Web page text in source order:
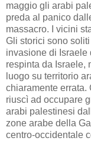
maggio gli arabi
preda al panico
massacro. I vicini
Gli storici sono
invasione di Israele
respinta da Israele,
luogo su territorio
chiaramente errata.
riuscì ad occupare
arabi palestinesi
zone arabe della
centro-occidentale